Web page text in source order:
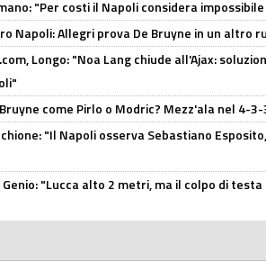
"Per costi il Napoli considera
Napoli: Allegri prova De Bruyne in un altro
Longo: "Noa Lang chiude all'Ajax:
come Pirlo o Modric? Mezz'ala nel 4-
"Il Napoli osserva Sebastiano
Genio: "Lucca alto 2 metri, ma il colpo di